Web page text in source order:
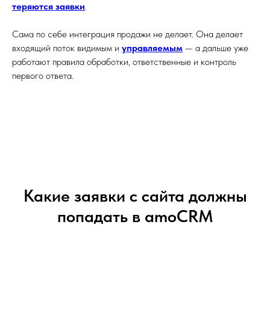
теряются заявки.
Сама по себе интеграция продажи не делает. Она делает
входящий поток видимым и управляемым — а дальше уже
работают правила обработки, ответственные и контроль
первого ответа.
Какие заявки с сайта должны
попадать в amoCRM